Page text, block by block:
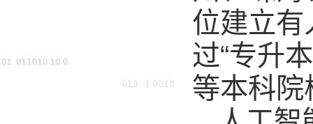
位建立
过“专升
等本科院